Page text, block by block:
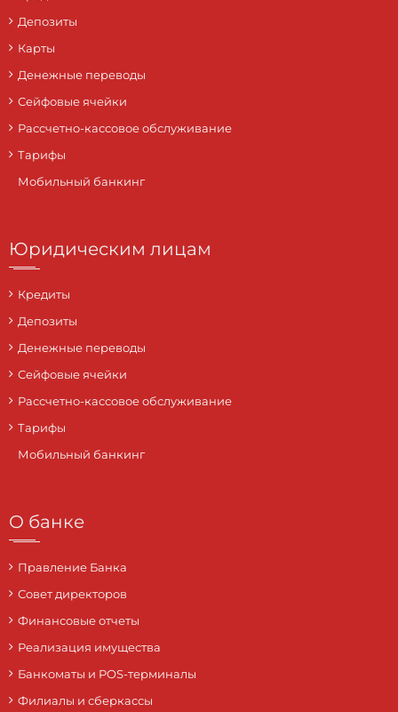
Депозиты
Карты
Денежные переводы
Сейфовые ячейки
Рассчетно-кассовое обслуживание
Тарифы
Мобильный банкинг
Юридическим лицам
Кредиты
Депозиты
Денежные переводы
Сейфовые ячейки
Рассчетно-кассовое обслуживание
Тарифы
Мобильный банкинг
О банке
Правление Банка
Совет директоров
Финансовые отчеты
Реализация имущества
Банкоматы и POS-терминалы
Филиалы и сберкассы